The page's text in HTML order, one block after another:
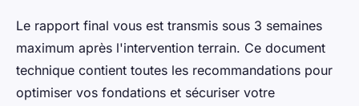
Le rapport final vous est transmis sous 3 semaines
maximum après l'intervention terrain. Ce document
technique contient toutes les recommandations pour
optimiser vos fondations et sécuriser votre